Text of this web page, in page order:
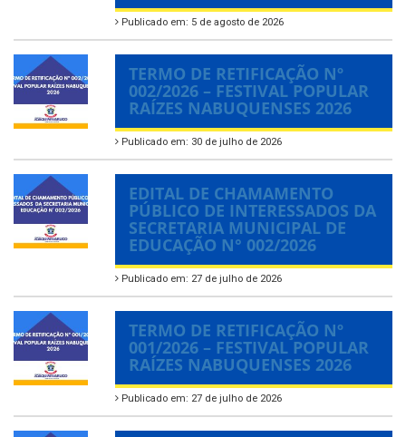
Publicado em: 5 de agosto de 2026
TERMO DE RETIFICAÇÃO Nº
002/2026 – FESTIVAL POPULAR
RAÍZES NABUQUENSES 2026
Publicado em: 30 de julho de 2026
EDITAL DE CHAMAMENTO
PÚBLICO DE INTERESSADOS DA
SECRETARIA MUNICIPAL DE
EDUCAÇÃO N° 002/2026
Publicado em: 27 de julho de 2026
TERMO DE RETIFICAÇÃO Nº
001/2026 – FESTIVAL POPULAR
RAÍZES NABUQUENSES 2026
Publicado em: 27 de julho de 2026